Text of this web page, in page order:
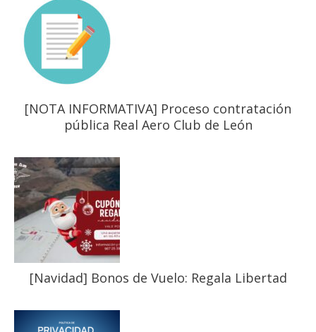
[NOTA INFORMATIVA] Proceso contratación
pública Real Aero Club de León
[Navidad] Bonos de Vuelo: Regala Libertad